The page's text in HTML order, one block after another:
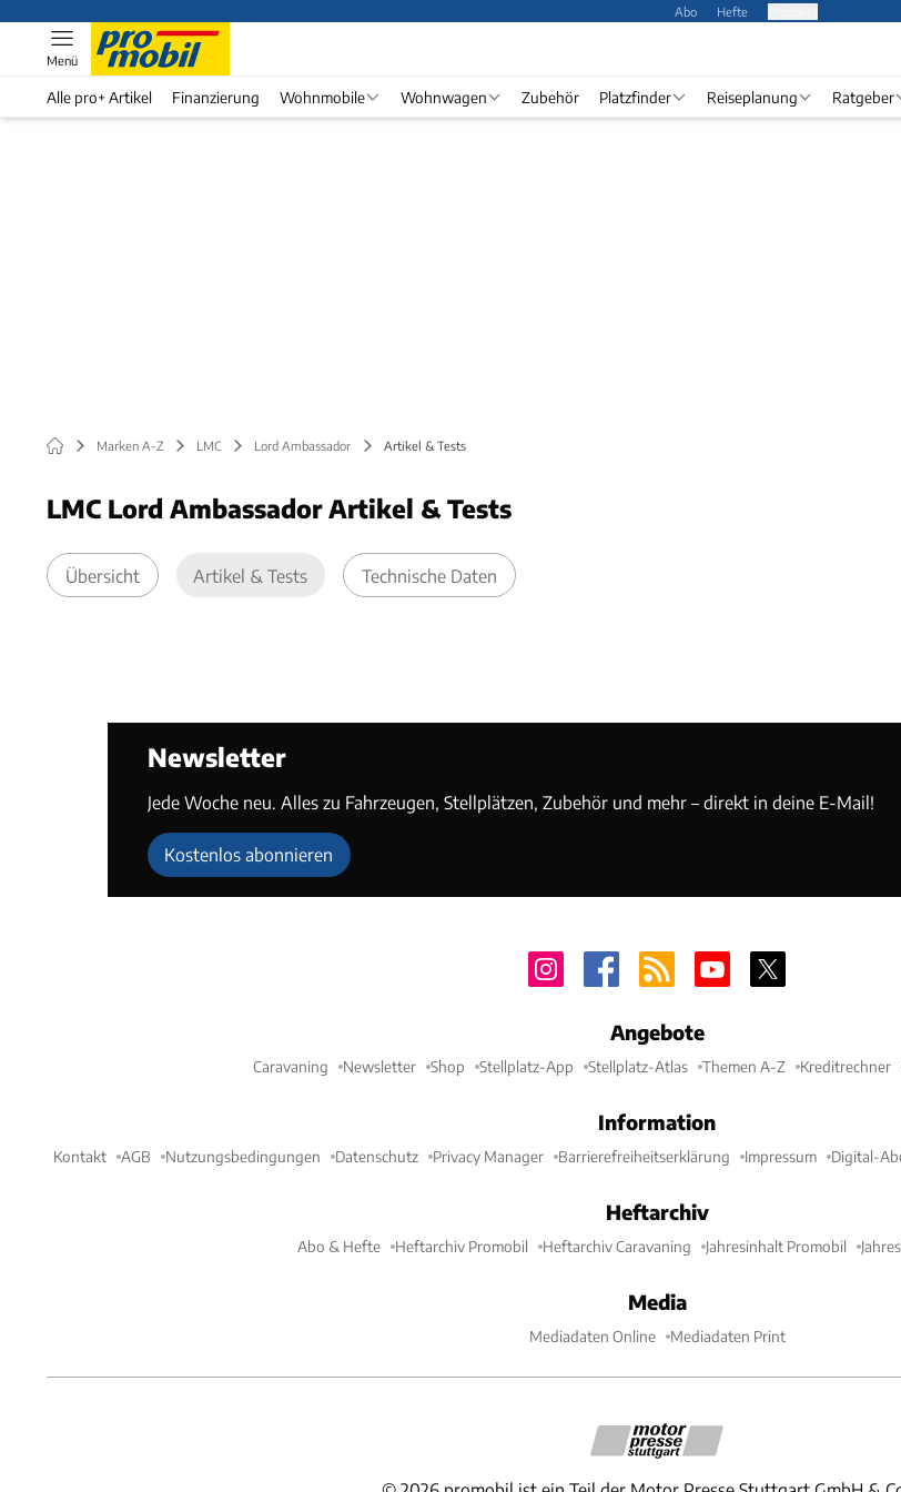
Abo Hefte
Menü
Alle pro+ Artikel Finanzierung Wohnmobile Wohnwagen Zubehör Platzfinder Reiseplanung Ratgeber
Marken A-Z LMC Lord Ambassador Artikel & Tests
LMC Lord Ambassador Artikel & Tests
Übersicht Artikel & Tests Technische Daten
Newsletter
Jede Woche neu. Alles zu Fahrzeugen, Stellplätzen, Zubehör und mehr – direkt in deine E-Mail!
Kostenlos abonnieren
Angebote
Caravaning Newsletter Shop Stellplatz-App Stellplatz-Atlas Themen A-Z Kreditrechner
Information
Kontakt AGB Nutzungsbedingungen Datenschutz Privacy Manager Barrierefreiheitserklärung Impressum Digital-
Heftarchiv
Abo & Hefte Heftarchiv Promobil Heftarchiv Caravaning Jahresinhalt Promobil
Media
Mediadaten Online Mediadaten Print